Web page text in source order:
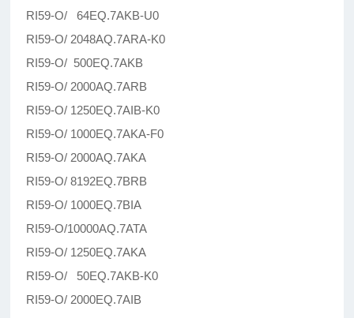
RI59-O/ 64EQ.7AKB-U0
RI59-O/ 2048AQ.7ARA-K0
RI59-O/ 500EQ.7AKB
RI59-O/ 2000AQ.7ARB
RI59-O/ 1250EQ.7AIB-K0
RI59-O/ 1000EQ.7AKA-F0
RI59-O/ 2000AQ.7AKA
RI59-O/ 8192EQ.7BRB
RI59-O/ 1000EQ.7BIA
RI59-O/10000AQ.7ATA
RI59-O/ 1250EQ.7AKA
RI59-O/ 50EQ.7AKB-K0
RI59-O/ 2000EQ.7AIB